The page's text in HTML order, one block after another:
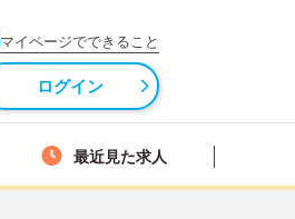
マイページでできること
ログイン
最近見た求人